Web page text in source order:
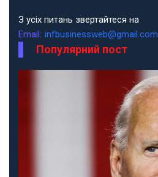
З усіх питань звертайтеся на
Email: infbusinessweb@gmail.com
Популярний пост